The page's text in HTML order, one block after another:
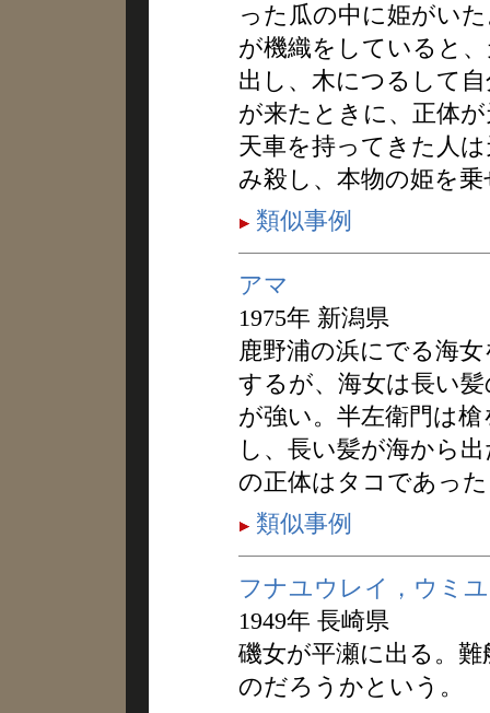
った瓜の中に姫がい
が機織をしていると
出し、木につるして
が来たときに、正体
天車を持ってきた人
み殺し、本物の姫を
類似事例
アマ
1975年 新潟県
鹿野浦の浜にでる海
するが、海女は長い
が強い。半左衛門は
し、長い髪が海から
の正体はタコであっ
類似事例
フナユウレイ，ウミ
1949年 長崎県
磯女が平瀬に出る。
のだろうかという。